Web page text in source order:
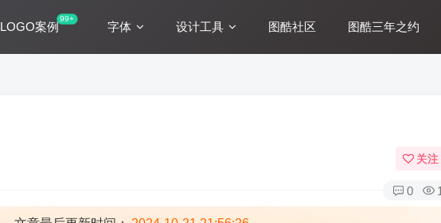
LOGO案例
99+
字体 设计工具 图酷社区 图酷三年之约
关注
0